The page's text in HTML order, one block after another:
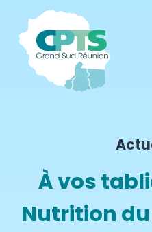
À vos
Nutrition